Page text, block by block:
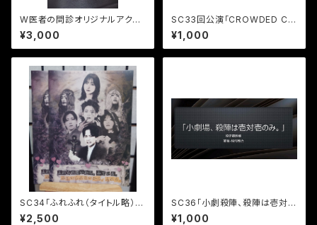
W医者の問診オリジナルアクリ
ルスタンド
¥3,000
SC33回公演「CROWDED CH
AOS FANTASY TURBO」映像
データA.B.シングルRemix
¥1,000
SC34「ふれふれ（タイトル略）」
公演パンフレット
¥2,500
SC36「小劇殺陣、殺陣は壱対壱
のみ」設定資料集
¥1,000